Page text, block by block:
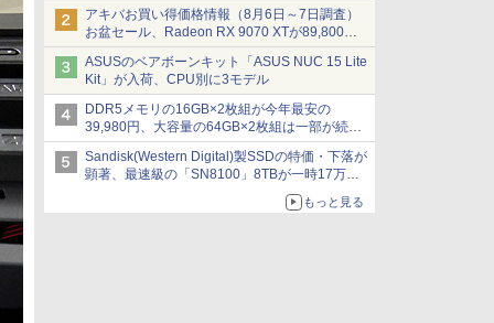
アキバお買い得価格情報（8月6日～7日調査）
お盆セール、Radeon RX 9070 XTが89,800
円、水平周波数24.8kHz対応の17型モニターが
9,801円、暑さ指数連動セール ほか
ASUSのベアボーンキット「ASUS NUC 15 Lite
Kit」が入荷、CPU別に3モデル
DDR5メモリの16GB×2枚組が今年最安の
39,980円、大容量の64GB×2枚組は一部が続騰
[8月前半のメモリ価格]
Sandisk(Western Digital)製SSDの特価・下落が
顕著、最速級の「SN8100」8TBが一時17万円
もっと見る